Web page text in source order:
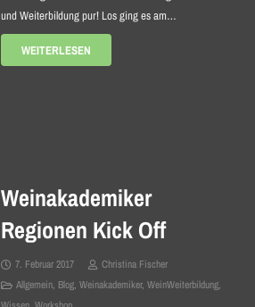
und Weiterbildung pur! Los ging es am…
WEITERLESEN
Weinakademiker
Regionen Kick Off
7. Februar 2017
Christina Fischer
Allgemein, Blog,Weinakademiker,WeinWeiterbildung,